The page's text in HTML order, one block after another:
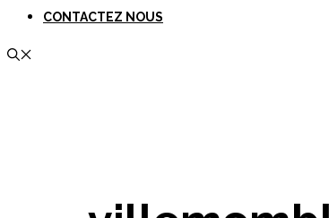
CONTACTEZ NOUS